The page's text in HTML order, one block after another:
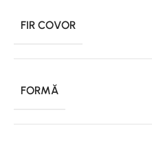
FIR COVOR
FORMĂ